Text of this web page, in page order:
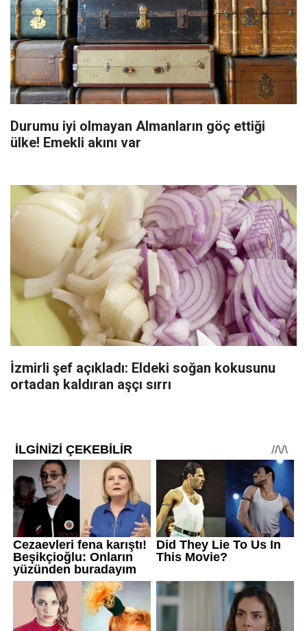
Durumu iyi olmayan Almanların göç ettiği
ülke! Emekli akını var
İzmirli şef açıkladı: Eldeki soğan kokusunu
ortadan kaldıran aşçı sırrı